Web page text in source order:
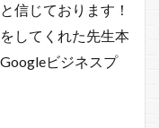
信じております！
してくれた先生本
ビジネスプ